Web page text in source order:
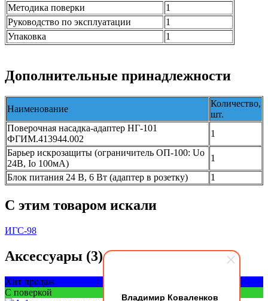
Владимир Коваленков
Методика поверки
1
Руководство по эксплуатации
1
Упаковка
1
Дополнительные принадлежности
Наименование
Количество,
шт.
Поверочная насадка-адаптер НГ-101
ФГИМ.413944.002
1
Барьер искрозащиты (ограничитель ОП-100: Uo
24В, Io 100мА)
1
Блок питания 24 В, 6 Вт (адаптер в розетку)
1
C этим товаром искали
ИГС-98
Аксессуары (3)
Хит продаж
С поверкой